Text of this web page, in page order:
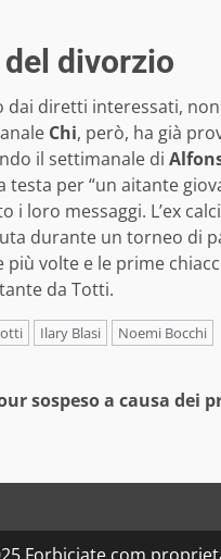
del divorzio
dai diretti interessati,
Chi, però, ha già
il settimanale di
testa per “un aitante
i loro messaggi. L’ex
durante un torneo di
più volte e le prime
da Totti.
Ilary Blasi Noemi Bocchi
sospeso a causa dei